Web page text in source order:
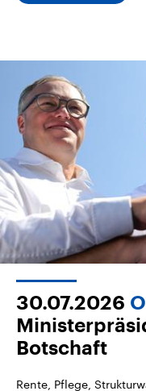
30.07.2026
Botschaft
Rente, Pflege,